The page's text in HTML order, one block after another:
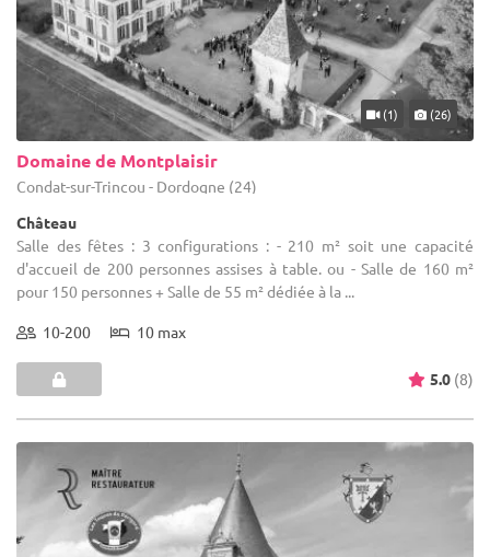
(1) (26)
Domaine de Montplaisir
Condat-sur-Trincou - Dordogne (24)
Château
Salle des fêtes : 3 configurations : - 210 m² soit une capacité
d'accueil de 200 personnes assises à table. ou - Salle de 160 m²
pour 150 personnes + Salle de 55 m² dédiée à la ...
10-200 10 max
5.0 (8)